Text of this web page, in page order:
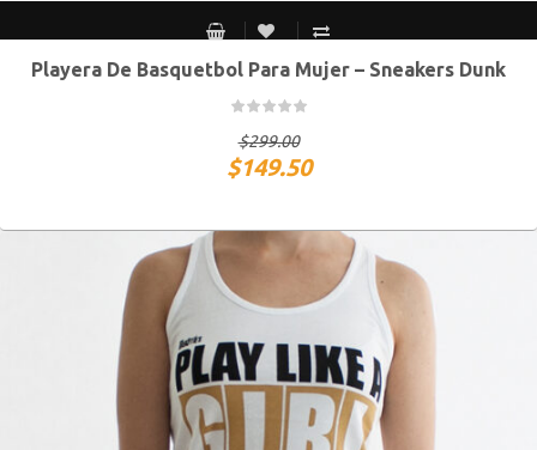
S MEX / XS USA M MEX / S USA G MEX / M USA XG MEX / G USA
Playera De Basquetbol Para Mujer – Sneakers Dunk
$299.00
$149.50